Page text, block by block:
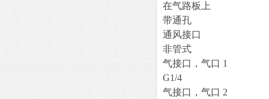
在气路板上
带通孔
通风接口
非管式
气接口，气口 1
G1/4
气接口，气口 2